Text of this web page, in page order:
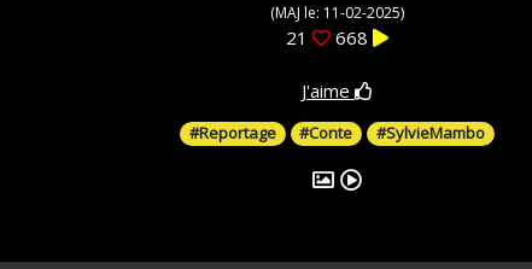
(MAJ le: 11-02-2025)
21 668
J'aime
#Reportage #Conte #SylvieMambo